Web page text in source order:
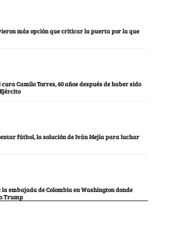
más opción que criticar la puerta por la que
Camilo Torres, 60 años después de haber sido
fútbol, la solución de Iván Mejía para luchar
la embajada de Colombia en Washington donde
Trump